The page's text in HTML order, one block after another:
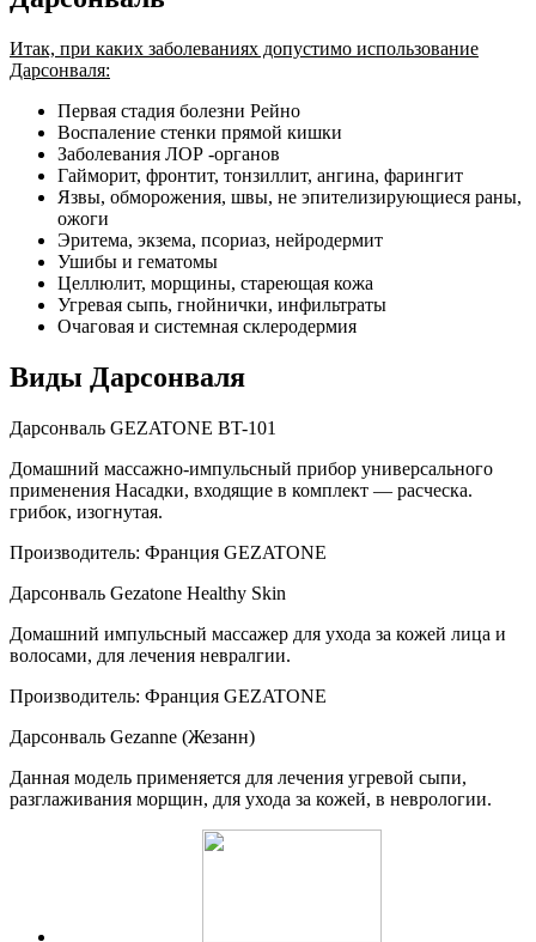
Итак, при каких заболеваниях допустимо использование
Дарсонваля:
Первая стадия болезни Рейно
Воспаление стенки прямой кишки
Заболевания ЛОР -органов
Гайморит, фронтит, тонзиллит, ангина, фарингит
Язвы, обморожения, швы, не эпителизирующиеся раны,
ожоги
Эритема, экзема, псориаз, нейродермит
Ушибы и гематомы
Целлюлит, морщины, стареющая кожа
Угревая сыпь, гнойнички, инфильтраты
Очаговая и системная склеродермия
Виды Дарсонваля
Дарсонваль GEZATONE BT-101
Домашний массажно-импульсный прибор универсального
применения Насадки, входящие в комплект — расческа.
грибок, изогнутая.
Производитель: Франция GEZATONE
Дарсонваль Gezatone Healthy Skin
Домашний импульсный массажер для ухода за кожей лица и
волосами, для лечения невралгии.
Производитель: Франция GEZATONE
Дарсонваль Gezanne (Жезанн)
Данная модель применяется для лечения угревой сыпи,
разглаживания морщин, для ухода за кожей, в неврологии.